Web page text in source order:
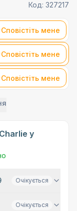
Код: 327217
Сповістіть мене
Сповістіть мене
Сповістіть мене
у
Очікується
Очікується